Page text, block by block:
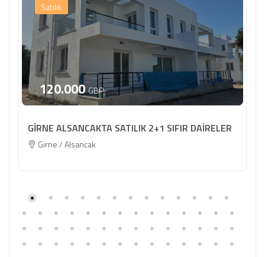
Satılık
120.000 GBP
GİRNE ALSANCAKTA SATILIK 2+1 SIFIR DAİRELER
Girne / Alsancak